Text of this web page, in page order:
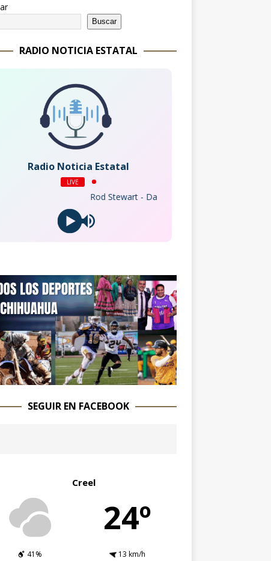
Buscar
RADIO NOTICIA ESTATAL
Radio Noticia Estatal
LIVE
Rod Stewart - Da Ya Think I'm Sexy
SEGUIR EN FACEBOOK
Creel
24º
41%
13 km/h